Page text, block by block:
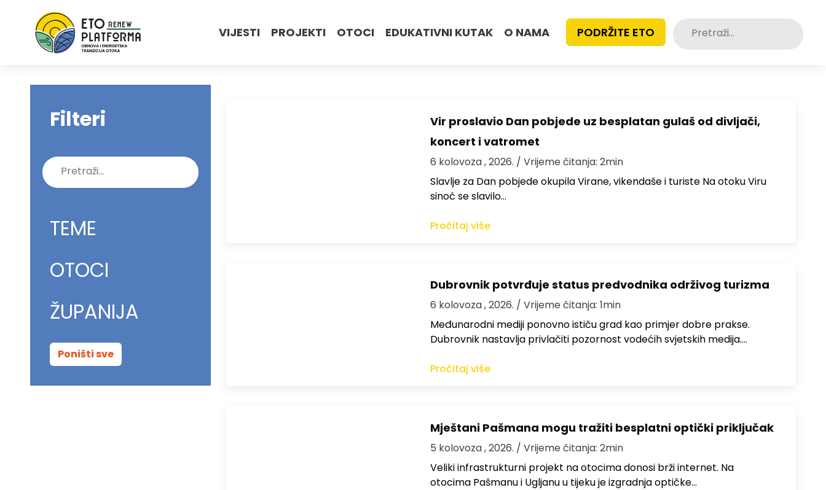
VIJESTI PROJEKTI OTOCI EDUKATIVNI KUTAK O NAMA PODRŽITE ETO Pretraži:
Filteri
Pretraži:
TEME
OTOCI
ŽUPANIJA
Poništi sve
Vir proslavio Dan pobjede uz besplatan gulaš od divljači,
koncert i vatromet
6 kolovoza , 2026. / Vrijeme čitanja: 2min
Slavlje za Dan pobjede okupila Virane, vikendaše i turiste Na otoku Viru
sinoć se slavilo…
Pročitaj više
Dubrovnik potvrđuje status predvodnika održivog turizma
6 kolovoza , 2026. / Vrijeme čitanja: 1min
Međunarodni mediji ponovno ističu grad kao primjer dobre prakse.
Dubrovnik nastavlja privlačiti pozornost vodećih svjetskih medija.…
Pročitaj više
Mještani Pašmana mogu tražiti besplatni optički priključak
5 kolovoza , 2026. / Vrijeme čitanja: 2min
Veliki infrastrukturni projekt na otocima donosi brži internet. Na
otocima Pašmanu i Ugljanu u tijeku je izgradnja optičke…